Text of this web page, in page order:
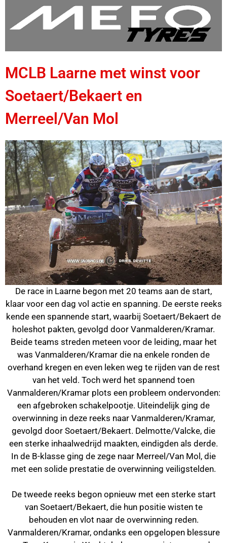
MCLB Laarne met winst voor
Soetaert/Bekaert en
Merreel/Van Mol
De race in Laarne begon met 20 teams aan de start,
klaar voor een dag vol actie en spanning. De eerste reeks
kende een spannende start, waarbij Soetaert/Bekaert de
holeshot pakten, gevolgd door Vanmalderen/Kramar.
Beide teams streden meteen voor de leiding, maar het
was Vanmalderen/Kramar die na enkele ronden de
overhand kregen en even leken weg te rijden van de rest
van het veld. Toch werd het spannend toen
Vanmalderen/Kramar plots een probleem ondervonden:
een afgebroken schakelpootje. Uiteindelijk ging de
overwinning in deze reeks naar Vanmalderen/Kramar,
gevolgd door Soetaert/Bekaert. Delmotte/Valcke, die
een sterke inhaalwedrijd maakten, eindigden als derde.
In de B-klasse ging de zege naar Merreel/Van Mol, die
met een solide prestatie de overwinning veiligstelden.
De tweede reeks begon opnieuw met een sterke start
van Soetaert/Bekaert, die hun positie wisten te
behouden en vlot naar de overwinning reden.
Vanmalderen/Kramar, ondanks een opgelopen blessure